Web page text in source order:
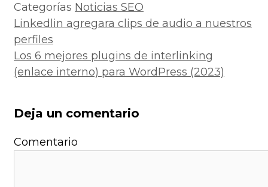
Categorías Noticias SEO
Linkedlin agregara clips de audio a nuestros
perfiles
Los 6 mejores plugins de interlinking
(enlace interno) para WordPress (2023)
Deja un comentario
Comentario